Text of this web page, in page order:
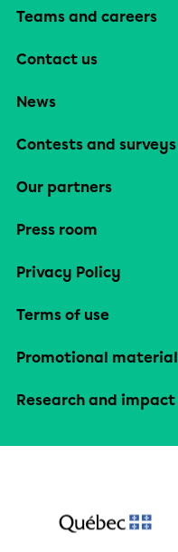
Teams and careers
Contact us
News
Contests and surveys
Our partners
Press room
Privacy Policy
Terms of use
Promotional material
Research and impact